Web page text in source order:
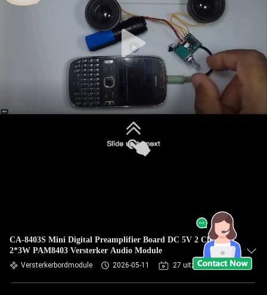
CA-8403S Mini Digital Preamplifier Board DC 5V 2 Channel
2*3W PAM8403 Versterker Audio Module
Versterkerbordmodule 2026-05-11 27 uitzichten